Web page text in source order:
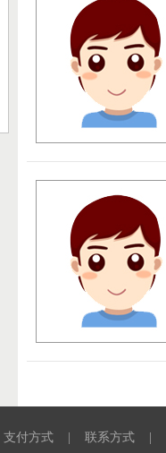
支付方式 联系方式